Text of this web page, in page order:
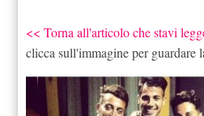
<< Torna all'articolo che stavi
clicca sull'immagine per guardare